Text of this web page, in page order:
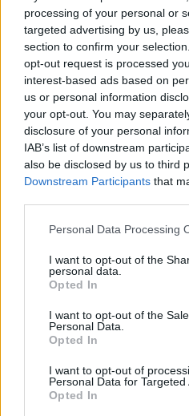
processing of your personal or
targeted advertising by us,
section to confirm your
opt-out request is processed
interest-based ads based on
us or personal information
your opt-out. You may
disclosure of your personal
IAB’s list of downstream
also be disclosed by us to third
Downstream Participants that
Personal Data Processing
I want to opt-out of the
personal data.
Opted In
I want to opt-out of the
Personal Data.
Opted In
I want to opt-out of
Personal Data for Targeted
Opted In
A közgyűlés a következő
visszahívta a
bizottságból Lepsényi Istvánt,
és egyben elnökét, továbbá
közgyűlés, a közgyűlést
napjáig tartó, határozott
és az audit bizottság...
KEDVES OLVASÓNK!
A keresett cikk a
tartozik, melynek olvasása
Az előfizetés a
Kötéslisták: BÉT elmúlt
kötéslistái